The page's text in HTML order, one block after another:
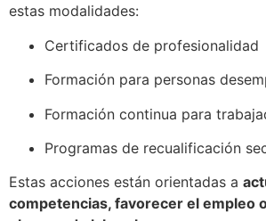
estas modalidades:
Certificados de profesionalidad
Formación para personas
Formación continua para
Programas de recualificación
Estas acciones están orientadas a
competencias, favorecer el empleo